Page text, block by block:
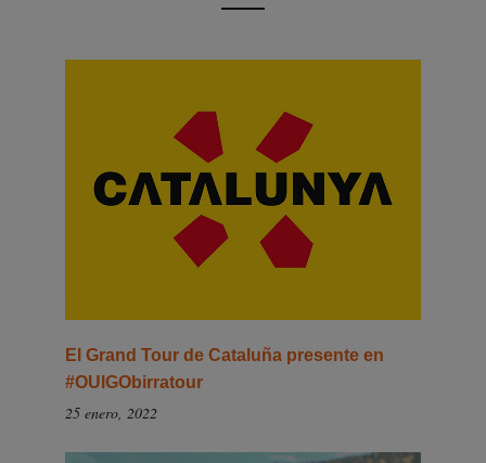
El Grand Tour de Cataluña presente en
#OUIGObirratour
25 enero, 2022